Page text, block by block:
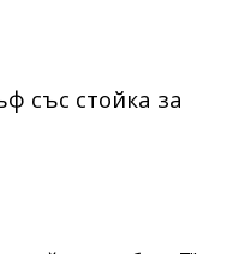
със стойка за